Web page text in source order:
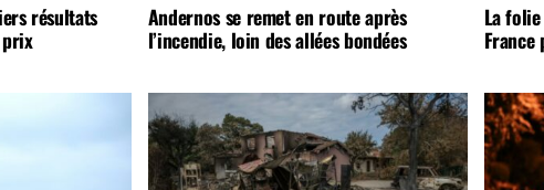
résultats
Andernos se remet en route après
l’incendie, loin des allées bondées
La
France